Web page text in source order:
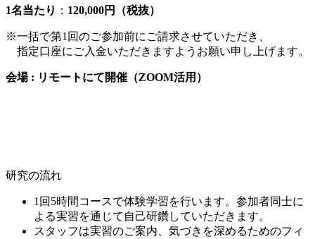
1名当たり ： 120,000円（税抜）
※一括で第1回のご参加前にご請求させていただき、
指定口座にご入金いただきますようお願い申し上げます。
会場 : リモートにて開催（ZOOM活用）
研究の流れ
1回5時間コースで体験学習を行います。参加者同士に
よる実習を通じて自己研鑽していただきます。
スタッフは実習のご案内、気づきを深めるためのフィ